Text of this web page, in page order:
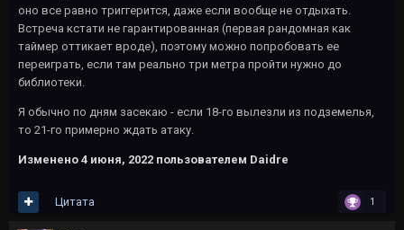
оно все равно триггерится, даже если вообще не отдыхать.
Встреча кстати не гарантированная (первая рандомная как
таймер оттикает вроде), поэтому можно попробовать ее
переиграть, если там реально три метра пройти нужно до
библиотеки.
Я обычно по дням засекаю - если 18-го вылезли из подземелья,
то 21-го примерно ждать атаку.
Изменено 4 июня, 2022 пользователем Daidre
1
Цитата